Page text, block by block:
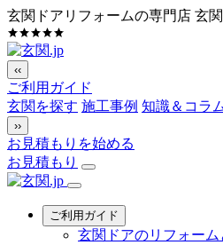
玄関ドアリフォームの専門店 玄
‹‹
ご利用ガイド
玄関を探す 施工事例 知識＆コラ
››
お見積もりを始める
お見積もり
ご利用ガイド
玄関ドアのリフォーム